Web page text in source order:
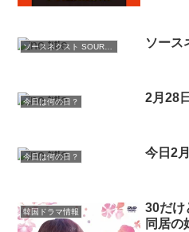
ソース
今日は何の日？ 2月28
今日は何の日？ 今日2
韓国ドラマ情報
30だけ
同居の